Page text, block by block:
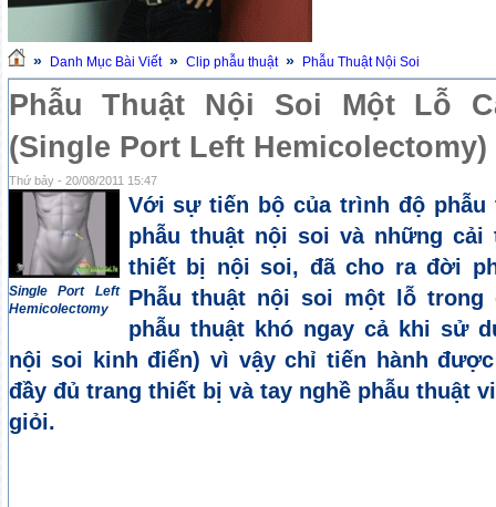
» Danh Mục Bài Viết » Clip phẫu thuật » Phẫu Thuật Nội Soi
Phẫu Thuật Nội Soi Một Lỗ
(Single Port Left Hemicolectomy)
Thứ bảy - 20/08/2011 15:47
Single Port Left
Hemicolectomy
Với sự tiến bộ của trình độ
phẫu thuật nội soi và những
thiết bị nội soi, đã cho ra đời
Phẫu thuật nội soi một lỗ
phẫu thuật khó ngay cả khi sử
nội soi kinh điển) vì vậy chỉ tiến hành
đầy đủ trang thiết bị và tay nghề phẫu thuật
giỏi.